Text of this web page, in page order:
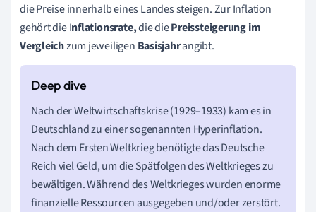
die Preise innerhalb eines Landes steigen. Zur Inflation
gehört die Inflationsrate,die diePreissteigerung im
Vergleichzum jeweiligen Basisjahrangibt.
Nach der Weltwirtschaftskrise (1929–1933) kam es in
Deutschland zu einer sogenannten Hyperinflation.
Nach dem Ersten Weltkrieg benötigte das Deutsche
Reich viel Geld, um die Spätfolgen des Weltkrieges zu
bewältigen. Während des Weltkrieges wurden enorme
finanzielle Ressourcen ausgegeben und/oder zerstört.